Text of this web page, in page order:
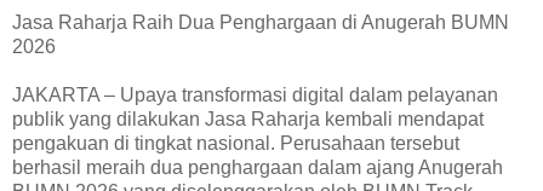
Jasa Raharja Raih Dua Penghargaan di Anugerah BUMN
2026
JAKARTA – Upaya transformasi digital dalam pelayanan
publik yang dilakukan Jasa Raharja kembali mendapat
pengakuan di tingkat nasional. Perusahaan tersebut
berhasil meraih dua penghargaan dalam ajang Anugerah